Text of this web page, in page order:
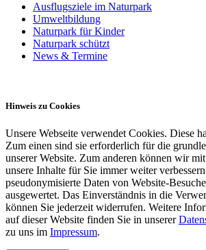
Ausflugsziele im Naturpark
Umweltbildung
Naturpark für Kinder
Naturpark schützt
News & Termine
Hinweis zu Cookies
Unsere Webseite verwendet Cookies. Diese
Zum einen sind sie erforderlich für die
unserer Website. Zum anderen können wir
unsere Inhalte für Sie immer weiter
pseudonymisierte Daten von Website-
ausgewertet. Das Einverständnis in die
können Sie jederzeit widerrufen. Weitere
auf dieser Website finden Sie in unserer
zu uns im Impressum.